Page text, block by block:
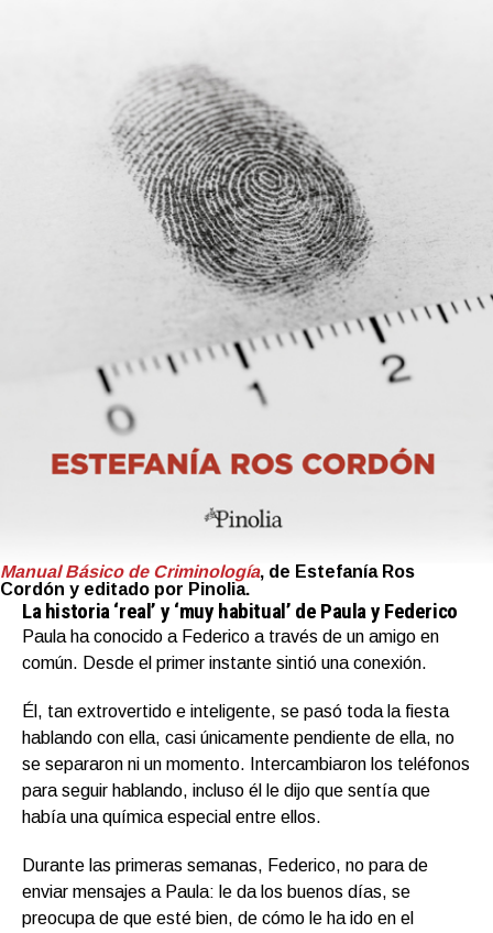
Manual Básico de Criminología, de Estefanía Ros
Cordón y editado por Pinolia.
La historia ‘real’ y ‘muy habitual’ de Paula y Federico
Paula ha conocido a Federico a través de un amigo en
común. Desde el primer instante sintió una conexión.
Él, tan extrovertido e inteligente, se pasó toda la fiesta
hablando con ella, casi únicamente pendiente de ella, no
se separaron ni un momento. Intercambiaron los teléfonos
para seguir hablando, incluso él le dijo que sentía que
había una química especial entre ellos.
Durante las primeras semanas, Federico, no para de
enviar mensajes a Paula: le da los buenos días, se
preocupa de que esté bien, de cómo le ha ido en el